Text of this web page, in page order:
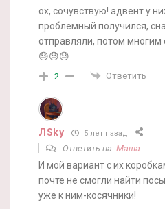
ох, сочувствую! адвент у
проблемный получился,
отправляли, потом многим
😓😓😓
2 Ответить
ЛSky 5 лет назад
Ответить на Маша
И мой вариант с их
почте не смогли найти
уже к ним-косячники!